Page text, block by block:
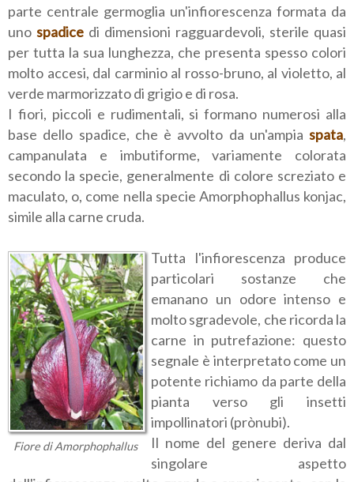
parte centrale germoglia un'infiorescenza formata da
uno spadice di dimensioni ragguardevoli, sterile quasi
per tutta la sua lunghezza, che presenta spesso colori
molto accesi, dal carminio al rosso-bruno, al violetto, al
verde marmorizzato di grigio e di rosa.
I fiori, piccoli e rudimentali, si formano numerosi alla
base dello spadice, che è avvolto da un'ampia spata,
campanulata e imbutiforme, variamente colorata
secondo la specie, generalmente di colore screziato e
maculato, o, come nella specie Amorphophallus konjac,
simile alla carne cruda.
Fiore di Amorphophallus
Tutta l'infiorescenza produce
particolari sostanze che
emanano un odore intenso e
molto sgradevole, che ricorda la
carne in putrefazione: questo
segnale è interpretato come un
potente richiamo da parte della
pianta verso gli insetti
impollinatori (prònubi).
Il nome del genere deriva dal
singolare aspetto